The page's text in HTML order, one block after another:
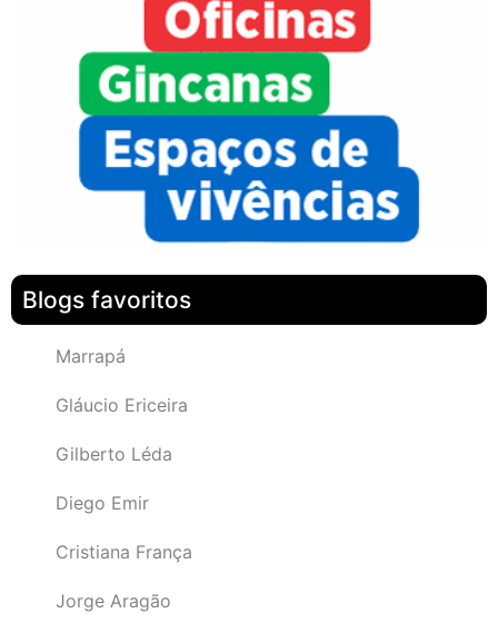
Blogs favoritos
Marrapá
Gláucio Ericeira
Gilberto Léda
Diego Emir
Cristiana França
Jorge Aragão